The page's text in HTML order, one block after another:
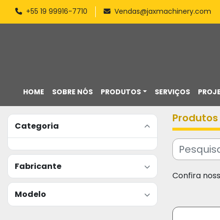
+55 19 99916-7710 Vendas@jaxmachinery.com
HOME PRODUTOS
SOBRE NÓS SERVIÇOS
Categoria
Fabricante
Modelo
Produtos
Confira